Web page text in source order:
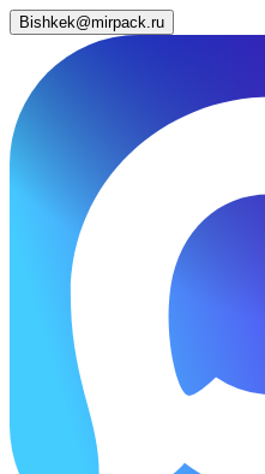
Bishkek@mirpack.ru